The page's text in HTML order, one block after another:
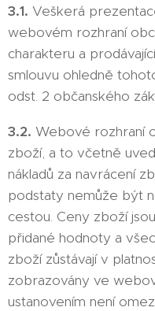
3.1. Veškerá
webovém rozhraní
charakteru a
smlouvu ohledně
odst. 2 občanského
3.2. Webové rozhraní
zboží, a to včetně
nákladů za navrácení
podstaty nemůže být
cestou. Ceny zboží
přidané hodnoty a
zboží zůstávají v
zobrazovány ve
ustanovením není